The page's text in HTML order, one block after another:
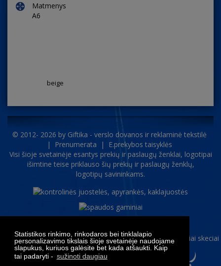
Statistikos rinkimo, rinkodaros bei tinklalapio
personalizavimo tikslais šioje svetainėje naudojame
slapukus, kuriuos galėsite bet kada atšaukti. Kaip
tai padaryti - sužinoti daugiau
Matmenys
A6
beige
© 2012- 2026 by Giftika - verslo dovanos ir reklaminė tekstilė
|
Prenumerata |
E.prekybos taisyklės
Visi šioje svetainėje esantys prekių ir paslaugų ženklai, logotipai
išimtine teise priklauso šių prekių ir paslaugų ženklų,
logotipų savininkams.